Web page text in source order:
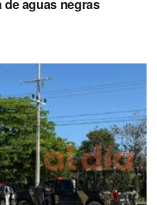
Mario Haffet Ceballos
de administración de
COJUDEQ,Irazú Sarabia,
el regido Hugo Salvador
maestros y entrenadores.
aguas negras